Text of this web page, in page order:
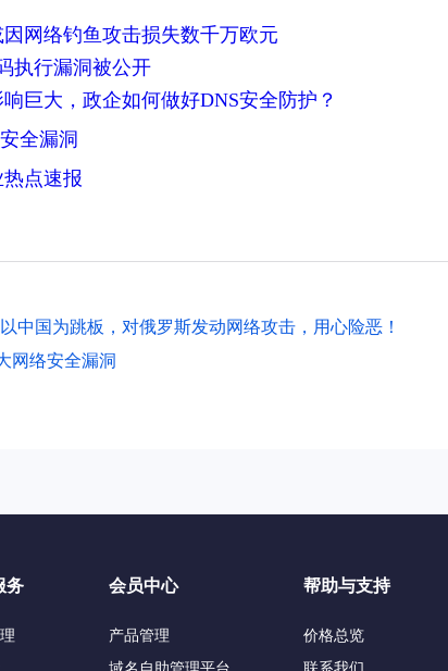
网络钓鱼攻击损失数千万欧元
执行漏洞被公开
巨大，政企如何做好DNS安全防护？
全漏洞
热点速报
中国为跳板，对俄罗斯发动网络攻击，用心险恶！
网络安全漏洞
务 会员中心
产品管理
帮助与支持
价格总览